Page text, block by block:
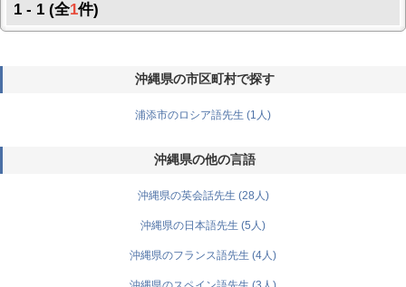
1 - 1 (全1件)
沖縄県の市区町村で探す
浦添市のロシア語先生 (1人)
沖縄県の他の言語
沖縄県の英会話先生 (28人)
沖縄県の日本語先生 (5人)
沖縄県のフランス語先生 (4人)